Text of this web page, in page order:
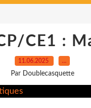
CE1 :
11.06.2025 …
Par Doublecasquette